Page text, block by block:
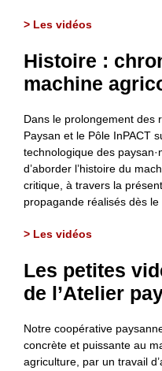
> Les vidéos
Histoire :
machine
Dans le prolongement des
Paysan et le Pôle InPACT
technologique des
d’aborder l’histoire du
critique, à travers la
propagande réalisés dès
> Les vidéos
Les petites
de l’Atelier
Notre coopérative
concrète et puissante au
agriculture, par un travail